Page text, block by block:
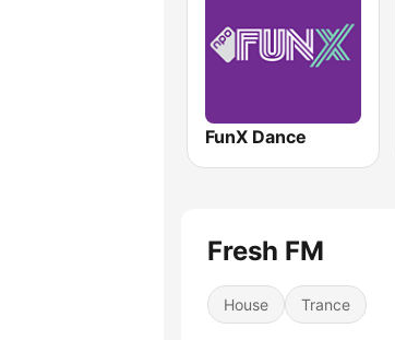
FunX Dance
Fresh FM
House Trance